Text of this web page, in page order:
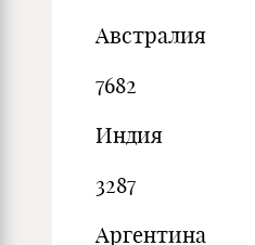
Австралия
7682
Индия
3287
Аргентина